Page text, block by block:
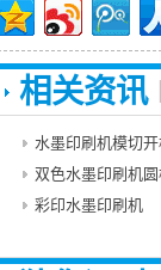
相关资讯
水墨印刷机模切
双色水墨印刷机
彩印水墨印刷机